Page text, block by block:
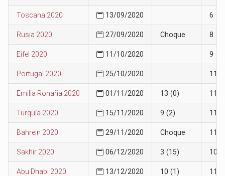
Toscana 2020 13/09/2020 6
Rusia 2020 27/09/2020 Choque 8
Eifel 2020 11/10/2020 9
Portugal 2020 25/10/2020 11
Emilia Ronaña 2020 01/11/2020 13 (0) 11
Turquía 2020 15/11/2020 9 (2) 11
Bahrein 2020 29/11/2020 Choque 11
Sakhir 2020 06/12/2020 3 (15) 10
Abu Dhabi 2020 13/12/2020 10 (1) 11